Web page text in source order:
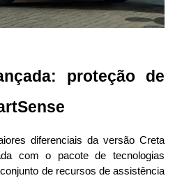
proteção de
diferenciais da versão Creta
com o pacote de tecnologias
de recursos de assistência